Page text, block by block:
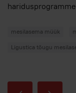
mesilasema müük
Ligustica tõugu